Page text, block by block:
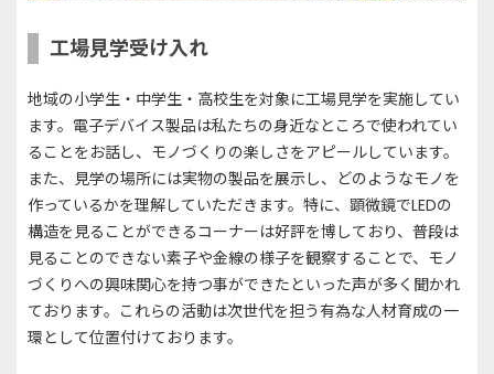
工場見学受け入れ
地域の小学生・中学生・高校生を対象に工場見学を実施してい
ます。電子デバイス製品は私たちの身近なところで使われてい
ることをお話し、モノづくりの楽しさをアピールしています。
また、見学の場所には実物の製品を展示し、どのようなモノを
作っているかを理解していただきます。特に、顕微鏡でLEDの
構造を見ることができるコーナーは好評を博しており、普段は
見ることのできない素子や金線の様子を観察することで、モノ
づくりへの興味関心を持つ事ができたといった声が多く聞かれ
ております。これらの活動は次世代を担う有為な人材育成の一
環として位置付けております。